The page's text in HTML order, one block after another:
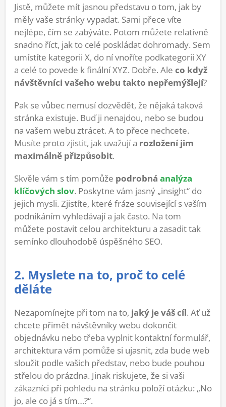
Jistě, můžete mít jasnou představu o tom, jak by
měly vaše stránky vypadat. Sami přece víte
nejlépe, čím se zabýváte. Potom můžete relativně
snadno říct, jak to celé poskládat dohromady. Sem
umístíte kategorii X, do ní vnoříte podkategorii XY
a celé to povede k finální XYZ. Dobře. Ale co když
návštěvníci vašeho webu takto nepřemýšlejí?
Pak se vůbec nemusí dozvědět, že nějaká taková
stránka existuje. Buď ji nenajdou, nebo se budou
na vašem webu ztrácet. A to přece nechcete.
Musíte proto zjistit, jak uvažují a rozložení jim
maximálně přizpůsobit.
Skvěle vám s tím pomůže podrobná analýza
klíčových slov. Poskytne vám jasný „insight“ do
jejich mysli. Zjistíte, které fráze související s vaším
podnikáním vyhledávají a jak často. Na tom
můžete postavit celou architekturu a zasadit tak
semínko dlouhodobě úspěšného SEO.
2. Myslete na to, proč to celé
děláte
Nezapomínejte při tom na to, jaký je váš cíl. Ať už
chcete přimět návštěvníky webu dokončit
objednávku nebo třeba vyplnit kontaktní formulář,
architektura vám pomůže si ujasnit, zda bude web
sloužit podle vašich představ, nebo bude pouhou
střelou do prázdna. Jinak riskujete, že si vaši
zákazníci při pohledu na stránku položí otázku: „No
jo, ale co já s tím…?“.